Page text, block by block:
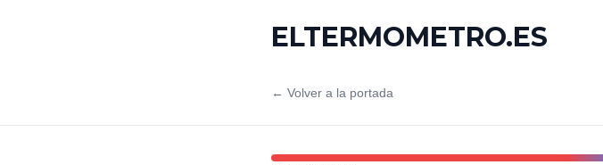
ELTERMOMETRO.ES
← Volver a la portada